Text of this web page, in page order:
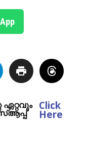
ഏറ്റവും Click
Here